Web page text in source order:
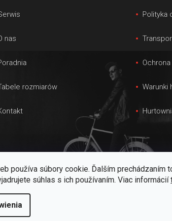
používa súbory cookie. Ďalším prechádzaním
súhlas s ich používaním. Viac informácií
nas
rozmiarów
Polityka
Warunki
Edytuj ustawienia plików cookie